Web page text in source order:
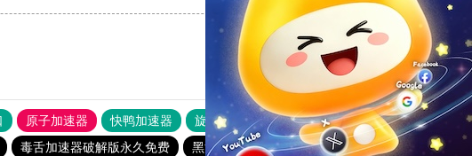
原子加速器 快鸭加速器 旋风加速度器 外网网址导航
软件中心
毒舌加速器破解版永久免费 黑洞加速器最新版 原子加速器永久免费版